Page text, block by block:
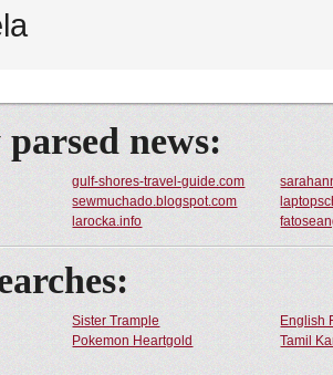
news:
gulf-shores-travel-guide.com
sewmuchado.blogspot.com
larocka.info
Sister Trample
English
Pokemon Heartgold Tamil